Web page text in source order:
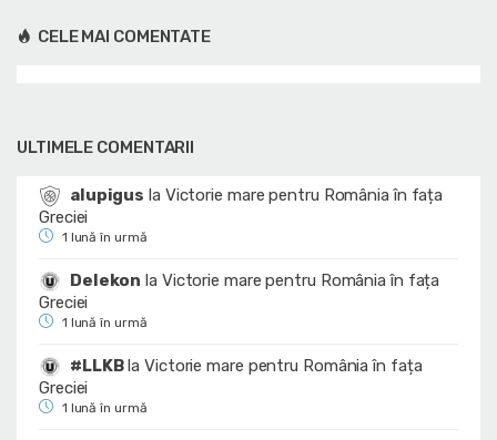
CELE MAI COMENTATE
ULTIMELE COMENTARII
alupigus la Victorie mare pentru România în fața
Greciei
1 lună în urmă
Delekon la Victorie mare pentru România în fața
Greciei
1 lună în urmă
#LLKBlaVictorie mare pentru România în fața
Greciei
1 lună în urmă